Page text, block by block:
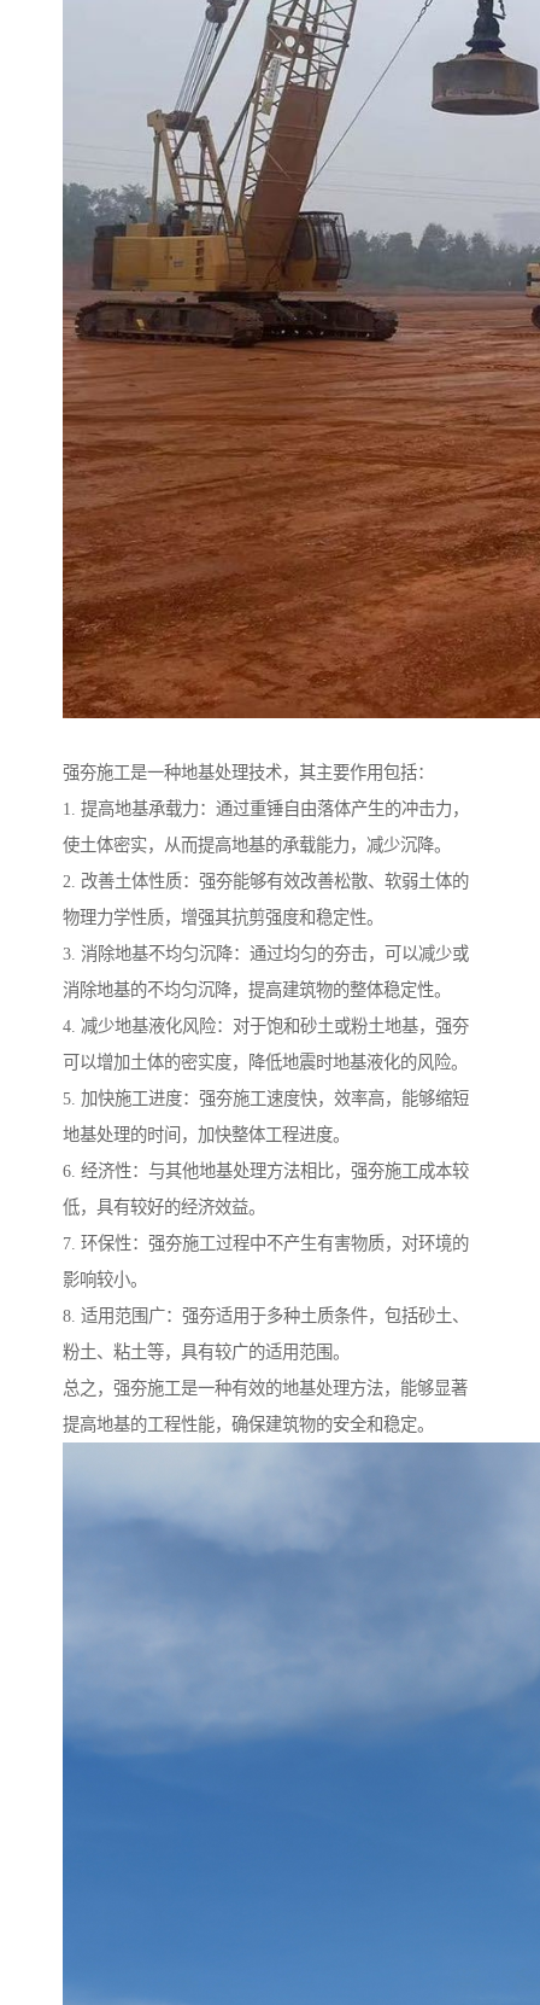
强夯施工是一种地基处理技术，其主要作用包括：
1. 提高地基承载力：通过重锤自由落体产生的冲击力，
使土体密实，从而提高地基的承载能力，减少沉降。
2. 改善土体性质：强夯能够有效改善松散、软弱土体的
物理力学性质，增强其抗剪强度和稳定性。
3. 消除地基不均匀沉降：通过均匀的夯击，可以减少或
消除地基的不均匀沉降，提高建筑物的整体稳定性。
4. 减少地基液化风险：对于饱和砂土或粉土地基，强夯
可以增加土体的密实度，降低地震时地基液化的风险。
5. 加快施工进度：强夯施工速度快，效率高，能够缩短
地基处理的时间，加快整体工程进度。
6. 经济性：与其他地基处理方法相比，强夯施工成本较
低，具有较好的经济效益。
7. 环保性：强夯施工过程中不产生有害物质，对环境的
影响较小。
8. 适用范围广：强夯适用于多种土质条件，包括砂土、
粉土、粘土等，具有较广的适用范围。
总之，强夯施工是一种有效的地基处理方法，能够显著
提高地基的工程性能，确保建筑物的安全和稳定。